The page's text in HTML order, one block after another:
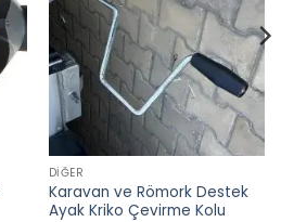
DIĞER
Karavan ve Römork Destek
Ayak Kriko Çevirme Kolu